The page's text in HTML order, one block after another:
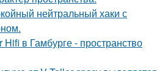
нейтральный хаки с
в Гамбурге - пространство